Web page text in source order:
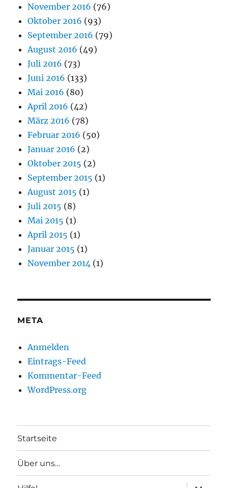
November 2016 (76)
Oktober 2016 (93)
September 2016 (79)
August 2016 (49)
Juli 2016 (73)
Juni 2016 (133)
Mai 2016 (80)
April 2016 (42)
März 2016 (78)
Februar 2016 (50)
Januar 2016 (2)
Oktober 2015 (2)
September 2015 (1)
August 2015 (1)
Juli 2015 (8)
Mai 2015 (1)
April 2015 (1)
Januar 2015 (1)
November 2014 (1)
META
Anmelden
Eintrags-Feed
Kommentar-Feed
WordPress.org
Startseite
Über uns…